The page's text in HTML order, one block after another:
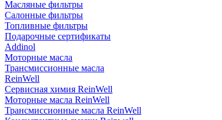
Масляные фильтры
Салонные фильтры
Топливные фильтры
Подарочные сертификаты
Addinol
Моторные масла
Трансмиссионные масла
ReinWell
Сервисная химия ReinWell
Моторные масла ReinWell
Трансмиссионные масла ReinWell